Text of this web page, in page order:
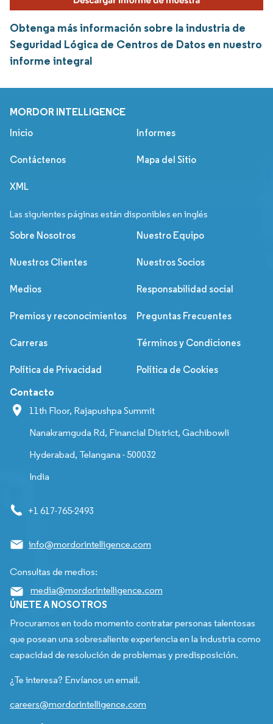
Obtenga más información sobre la industria de
Seguridad Lógica de Centros de Datos en nuestro
informe integral
MORDOR INTELLIGENCE
Inicio Informes
Contáctenos Mapa del Sitio
XML
Las siguientes páginas están disponibles en inglés
Sobre Nosotros Nuestro Equipo
Nuestros Clientes Nuestros Socios
Medios Responsabilidad social
Premios y reconocimientos Preguntas Frecuentes
Carreras Términos y Condiciones
Política de Privacidad Política de Cookies
Contacto
11th Floor, Rajapushpa Summit
Nanakramguda Rd, Financial District, Gachibowli
Hyderabad, Telangana - 500032
India
+1 617-765-2493
info@mordorintelligence.com
Consultas de medios:
media@mordorintelligence.com
ÚNETE A NOSOTROS
Procuramos en todo momento contratar personas talentosas
que posean una sobresaliente experiencia en la industria como
capacidad de resolución de problemas y predisposición.
¿Te interesa? Envíanos un email.
careers@mordorintelligence.com